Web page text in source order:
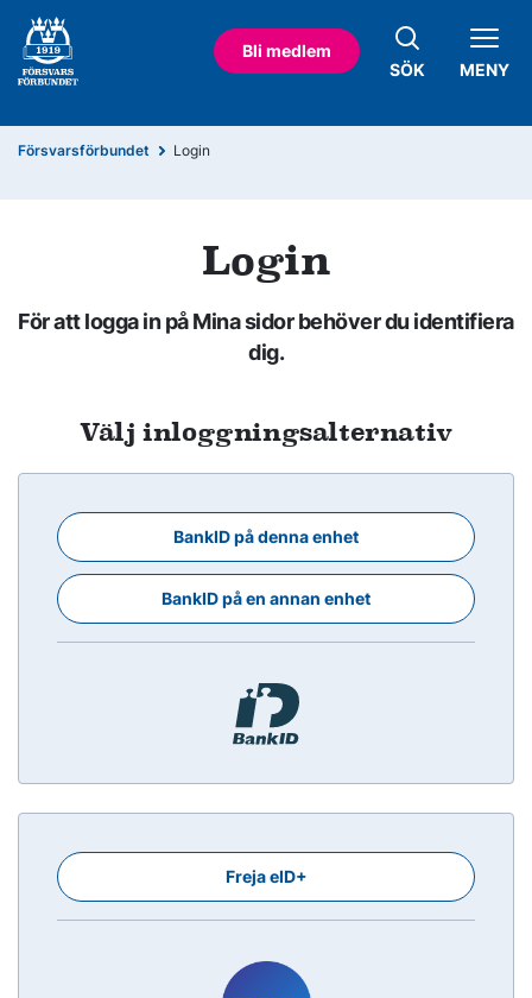
Bli medlem
SÖK
MENY
Försvarsförbundet Login
Login
För att logga in på Mina sidor behöver du identifiera
dig.
Välj inloggningsalternativ
BankID på denna enhet
BankID på en annan enhet
Freja eID+